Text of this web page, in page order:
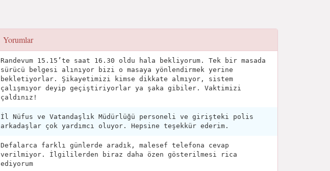
Yorumlar
Randevum 15.15’te saat 16.30 oldu hala bekliyorum. Tek bir masada
sürücü belgesi alınıyor bizi o masaya yönlendirmek yerine
bekletiyorlar. Şikayetimizi kimse dikkate almıyor, sistem
çalışmıyor deyip geçiştiriyorlar ya şaka gibiler. Vaktimizi
çaldınız!
İl Nüfus ve Vatandaşlık Müdürlüğü personeli ve girişteki polis
arkadaşlar çok yardımcı oluyor. Hepsine teşekkür ederim.
Defalarca farklı günlerde aradık, malesef telefona cevap
verilmiyor. İlgililerden biraz daha özen gösterilmesi rica
ediyorum